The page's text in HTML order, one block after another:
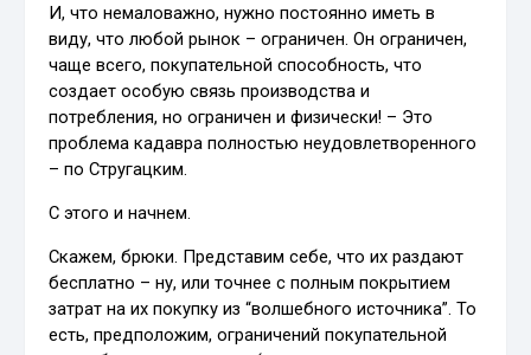
И, что немаловажно, нужно постоянно иметь в
виду, что любой рынок – ограничен. Он ограничен,
чаще всего, покупательной способность, что
создает особую связь производства и
потребления, но ограничен и физически! – Это
проблема кадавра полностью неудовлетворенного
– по Стругацким.
С этого и начнем.
Скажем, брюки. Представим себе, что их раздают
бесплатно – ну, или точнее с полным покрытием
затрат на их покупку из “волшебного источника”. То
есть, предположим, ограничений покупательной